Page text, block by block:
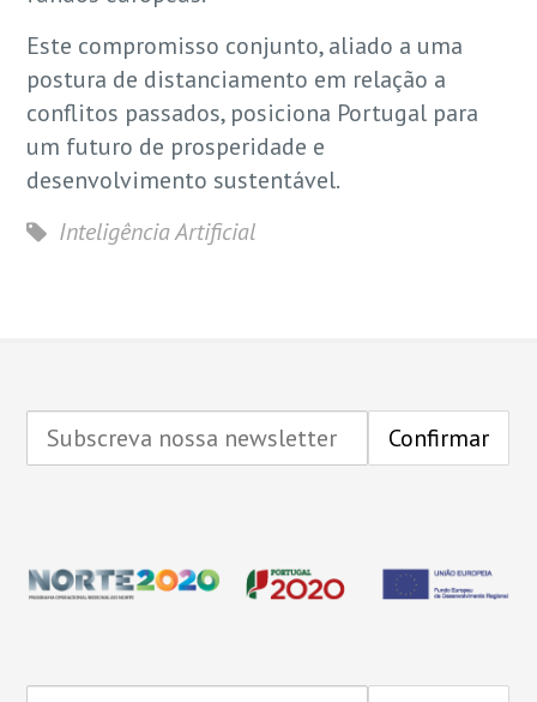
Este compromisso conjunto, aliado a uma
postura de distanciamento em relação a
conflitos passados, posiciona Portugal para
um futuro de prosperidade e
desenvolvimento sustentável.
Inteligência Artificial